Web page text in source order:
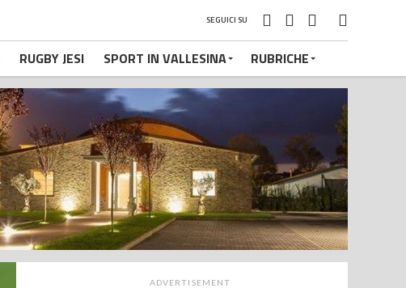
SEGUICI SU
RUGBY JESI SPORT IN VALLESINA RUBRICHE
ADVERTISEMENT